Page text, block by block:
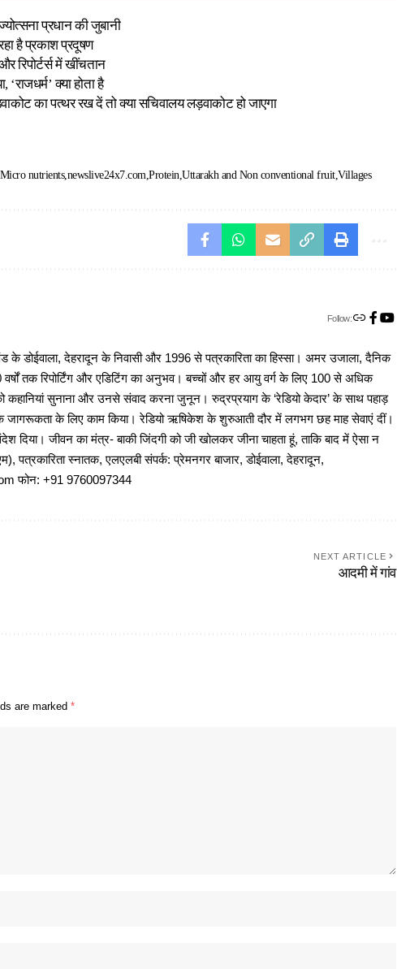
प्रधान की जुबानी
है प्रकाश प्रदूषण
रिपोर्टर्स में खींचतान
क्या होता है
का पत्थर रख दें तो क्या सचिवालय लड़वाकोट हो जाएगा
Micro nutrients newslive24x7.com Protein Uttarakh and Non conventional fruit Villages
Follow:
डोईवाला, देहरादून के निवासी और 1996 से पत्रकारिता का हिस्सा। अमर उजाला, दैनिक
तक रिपोर्टिंग और एडिटिंग का अनुभव। बच्चों और हर आयु वर्ग के लिए 100 से अधिक
सुनाना और उनसे संवाद करना जुनून। रुद्रप्रयाग के ‘रेडियो केदार’ के साथ पहाड़
जागरूकता के लिए काम किया। रेडियो ऋषिकेश के शुरुआती दौर में लगभग छह माह सेवाएं दीं।
दिया। जीवन का मंत्र- बाकी जिंदगी को जी खोलकर जीना चाहता हूं, ताकि बाद में ऐसा न
पत्रकारिता स्नातक, एलएलबी संपर्क: प्रेमनगर बाजार, डोईवाला, देहरादून,
फोन: +91 9760097344
NEXT ARTICLE
आदमी में गांव
are marked *